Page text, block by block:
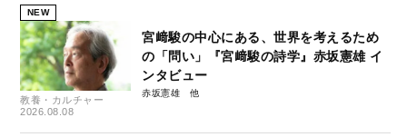
NEW
教養・カルチャー
2026.08.08
宮﨑駿の中心にある、世界を考えるため
の「問い」『宮﨑駿の詩学』赤坂憲雄 イ
ンタビュー
赤坂憲雄